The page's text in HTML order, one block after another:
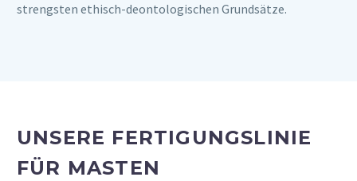
strengsten ethisch-deontologischen Grundsätze.
UNSERE FERTIGUNGSLINIE
FÜR MASTEN